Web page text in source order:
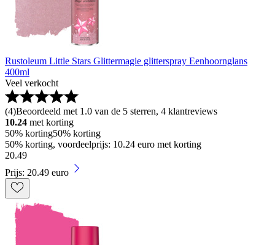
Rustoleum Little Stars Glittermagie glitterspray Eenhoornglans
400ml
Veel verkocht
(4)Beoordeeld met 1.0 van de 5 sterren, 4 klantreviews
10.24 met korting
50% korting50% korting
50% korting, voordeelprijs: 10.24 euro met korting
20.49
Prijs: 20.49 euro